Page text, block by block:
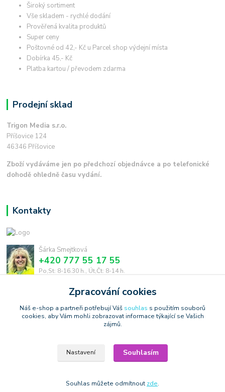
Široký sortiment
Vše skladem - rychlé dodání
Prověřená kvalita produktů
Super ceny
Poštovné od 42,- Kč u Parcel shop výdejní místa
Dobírka 45,- Kč
Platba kartou / převodem zdarma
Prodejní sklad
Trigon Media s.r.o.
Příšovice 124
46346 Příšovice
Zboží vydáváme jen po předchozí objednávce a po telefonické
dohodě ohledně času vydání.
Kontakty
Šárka Smejtková
+420 777 55 17 55
Po,St: 8-16.30 h., Út,Čt: 8-14 h.
smejtkova@trigonmedia.cz
Copyright © 2006-2025 TrigonShop.cz - bez souhlasu nelze používat
Vytvořeno na
Eshop-rychle.cz
Zpracování cookies
Náš e-shop a partneři potřebují Váš souhlas s použitím souborů
cookies, aby Vám mohli zobrazovat informace týkající se Vašich
zájmů.
Nastavení Souhlasím
Souhlas můžete odmítnout zde.